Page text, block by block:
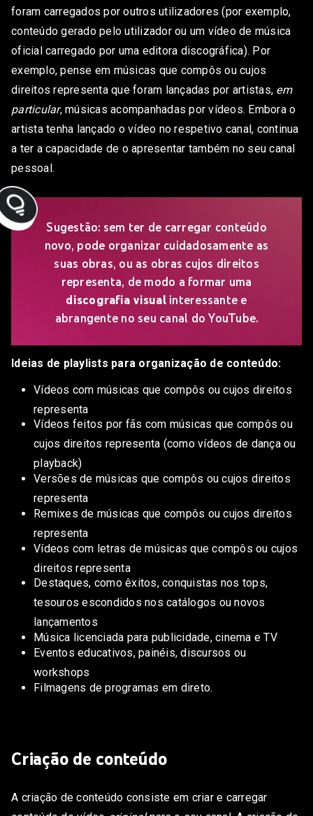
foram carregados por outros utilizadores (por exemplo,
conteúdo gerado pelo utilizador ou um vídeo de música
oficial carregado por uma editora discográfica). Por
exemplo, pense em músicas que compôs ou cujos
direitos representa que foram lançadas por artistas, em
particular, músicas acompanhadas por vídeos. Embora o
artista tenha lançado o vídeo no respetivo canal, continua
a ter a capacidade de o apresentar também no seu canal
pessoal.
Sugestão: sem ter de carregar conteúdo
novo, pode organizar cuidadosamente as
suas obras, ou as obras cujos direitos
representa, de modo a formar uma
discografia visualinteressante e
abrangente no seu canal do YouTube.
Ideias de playlists para organização de conteúdo:
Vídeos com músicas que compôs ou cujos direitos
representa
Vídeos feitos por fãs com músicas que compôs ou
cujos direitos representa (como vídeos de dança ou
playback)
Versões de músicas que compôs ou cujos direitos
representa
Remixes de músicas que compôs ou cujos direitos
representa
Vídeos com letras de músicas que compôs ou cujos
direitos representa
Destaques, como êxitos, conquistas nos tops,
tesouros escondidos nos catálogos ou novos
lançamentos
Música licenciada para publicidade, cinema e TV
Eventos educativos, painéis, discursos ou
workshops
Filmagens de programas em direto.
Criação de conteúdo
A criação de conteúdo consiste em criar e carregar